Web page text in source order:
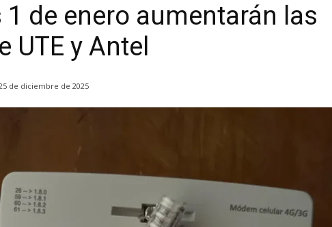
1 de enero aumentarán las
UTE y Antel
de diciembre de 2025